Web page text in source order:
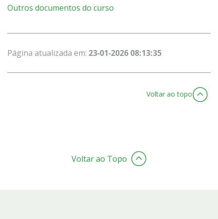
Outros documentos do curso
Página atualizada em: 23-01-2026 08:13:35
Voltar ao topo
Voltar ao Topo